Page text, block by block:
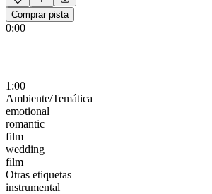
Comprar pista
0:00
1:00
Ambiente/Temática
emotional
romantic
film
wedding
film
Otras etiquetas
instrumental